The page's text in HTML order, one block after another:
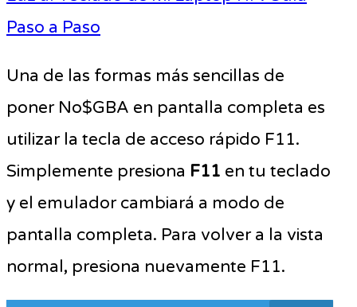
Paso a Paso
Una de las formas más sencillas de
poner No$GBA en pantalla completa es
utilizar la tecla de acceso rápido F11.
Simplemente presiona F11 en tu teclado
y el emulador cambiará a modo de
pantalla completa. Para volver a la vista
normal, presiona nuevamente F11.